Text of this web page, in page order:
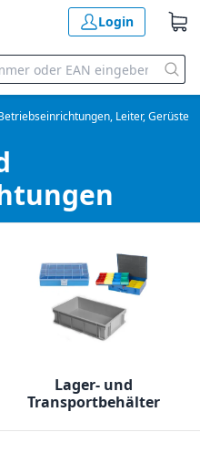
Login
Leiter, Gerüste
Lager- und
Transportbehälter